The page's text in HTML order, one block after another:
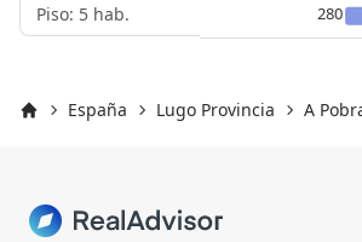
Piso: 5 hab.
280
España Lugo Provincia A